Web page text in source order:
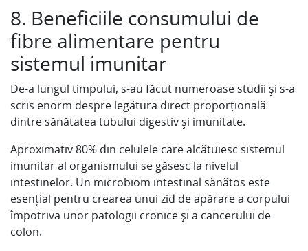
8. Beneficiile consumului de
fibre alimentare pentru
sistemul imunitar
De-a lungul timpului, s-au făcut numeroase studii și s-a
scris enorm despre legătura direct proporțională
dintre sănătatea tubului digestiv și imunitate.
Aproximativ 80% din celulele care alcătuiesc sistemul
imunitar al organismului se găsesc la nivelul
intestinelor. Un microbiom intestinal sănătos este
esențial pentru crearea unui zid de apărare a corpului
împotriva unor patologii cronice și a cancerului de
colon.